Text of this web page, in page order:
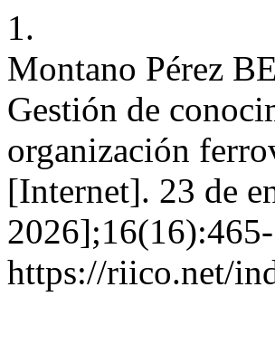
1.
Montano Pérez
Gestión de
organización
[Internet]. 23 de
https://riico.net/